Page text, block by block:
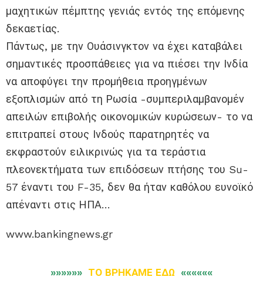
μαχητικών πέμπτης γενιάς εντός της επόμενης
δεκαετίας.
Πάντως, με την Ουάσινγκτον να έχει καταβάλει
σημαντικές προσπάθειες για να πιέσει την Ινδία
να αποφύγει την προμήθεια προηγμένων
εξοπλισμών από τη Ρωσία -συμπεριλαμβανομέν
απειλών επιβολής οικονομικών κυρώσεων- το να
επιτραπεί στους Ινδούς παρατηρητές να
εκφραστούν ειλικρινώς για τα τεράστια
πλεονεκτήματα των επιδόσεων πτήσης του Su-
57 έναντι του F-35, δεν θα ήταν καθόλου ευνοϊκό
απέναντι στις ΗΠΑ…
www.bankingnews.gr
»»»»»» ΤΟ ΒΡΗΚΑΜΕ ΕΔΩ ««««««